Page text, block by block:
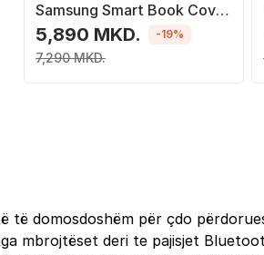
Samsung Smart Book Cover
për Galaxy Tab S9 11",
funksion palosje, i zi
5,890 MKD.
7,290 MKD.
-19%
të domosdoshëm për çdo
mbrojtëset deri te pajisjet